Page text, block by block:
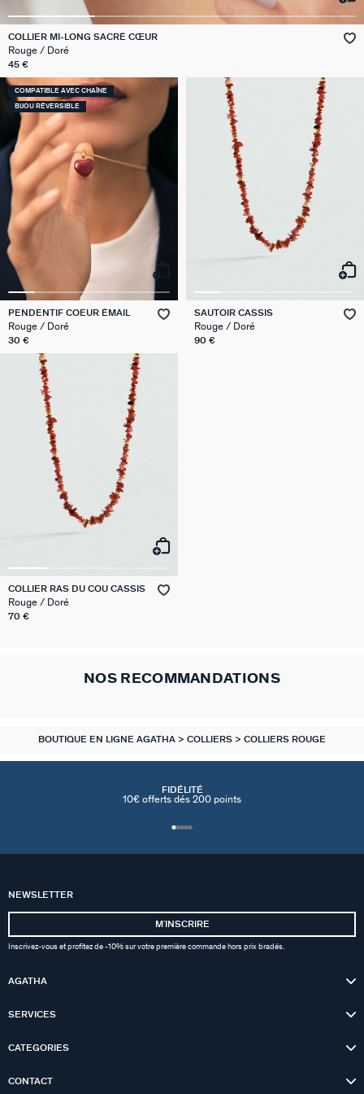
VICTOIRE
GÉNÉRATION AGATHA
SUR LA PEAU
COLLIER MI-LONG SACRÉ CŒUR
Rouge / Doré
45 €
COMPATIBLE AVEC CHAÎNE
BIJOU RÉVERSIBLE
PENDENTIF COEUR ÉMAIL
Rouge / Doré
30 €
SAUTOIR CASSIS
Rouge / Doré
90 €
COLLIER RAS DU COU CASSIS
Rouge / Doré
70 €
NOS RECOMMANDATIONS
BOUTIQUE EN LIGNE AGATHA COLLIERS COLLIERS ROUGE
FIDÉLITÉ
10€ offerts dés 200 points
NEWSLETTER
MʼINSCRIRE
Inscrivez-vous et profitez de -10% sur votre première commande hors prix bradés.
AGATHA
SERVICES
CATEGORIES
CONTACT